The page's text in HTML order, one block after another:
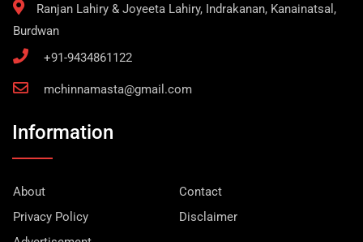
Ranjan Lahiry & Joyeeta Lahiry, Indrakanan, Kanainatsal,
Burdwan
+91-9434861122
mchinnamasta@gmail.com
Information
About
Contact
Privacy Policy
Disclaimer